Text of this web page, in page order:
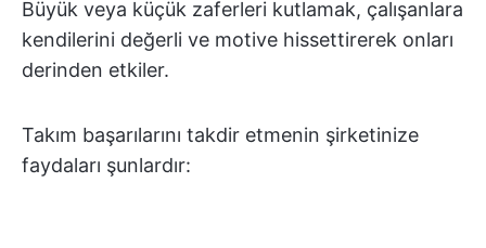
Büyük veya küçük zaferleri kutlamak, çalışanlara
kendilerini değerli ve motive hissettirerek onları
derinden etkiler.
Takım başarılarını takdir etmenin şirketinize
faydaları şunlardır: